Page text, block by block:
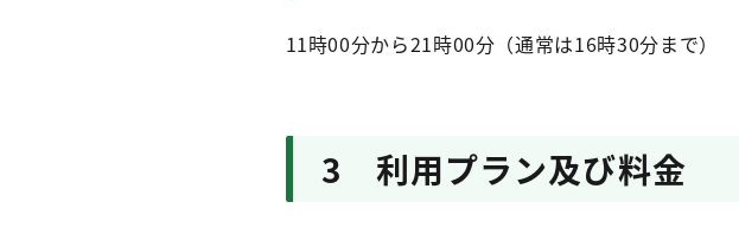
11時00分から21時00分（通常は16時30分まで）
3 利用プラン及び料金